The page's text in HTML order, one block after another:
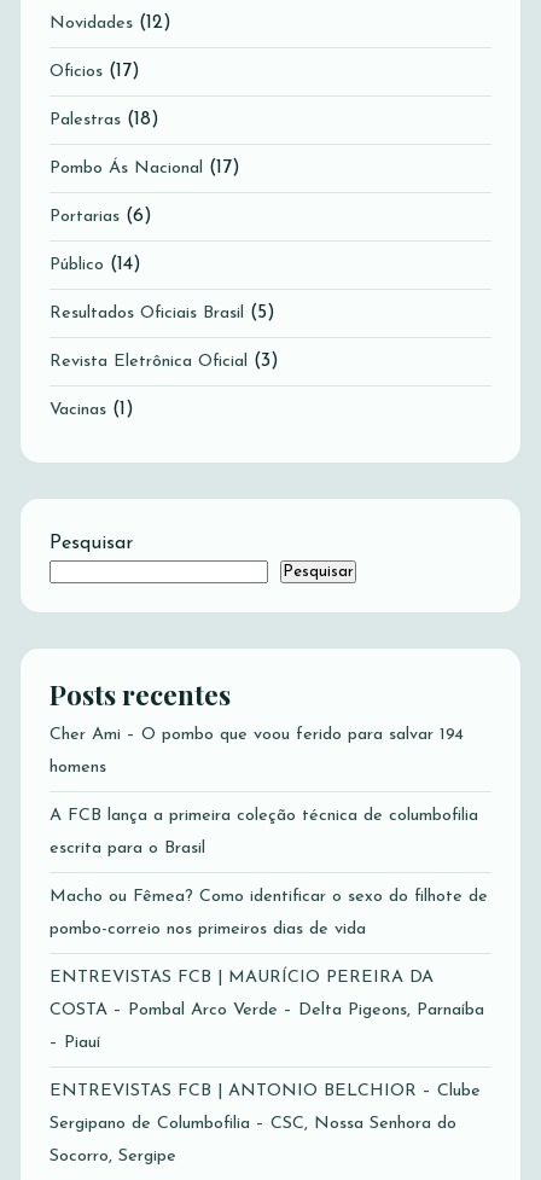
Novidades (12)
Oficios (17)
Palestras (18)
Pombo Ás Nacional (17)
Portarias (6)
Público (14)
Resultados Oficiais Brasil (5)
Revista Eletrônica Oficial (3)
Vacinas (1)
Pesquisar
Pesquisar
Posts recentes
Cher Ami – O pombo que voou ferido para salvar 194
homens
A FCB lança a primeira coleção técnica de columbofilia
escrita para o Brasil
Macho ou Fêmea? Como identificar o sexo do filhote de
pombo-correio nos primeiros dias de vida
ENTREVISTAS FCB | MAURÍCIO PEREIRA DA
COSTA – Pombal Arco Verde – Delta Pigeons, Parnaíba
– Piauí
ENTREVISTAS FCB | ANTONIO BELCHIOR – Clube
Sergipano de Columbofilia – CSC, Nossa Senhora do
Socorro, Sergipe